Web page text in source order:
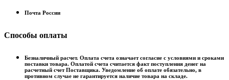
Почта России
Способы оплаты
Безналичный расчет. Оплата счета означает согласие с условиями и сроками
поставки товара. Оплатой счета считается факт поступления денег на
расчетный счет Поставщика. Уведомление об оплате обязательно, в
противном случае не гарантируется наличие товара на складе.